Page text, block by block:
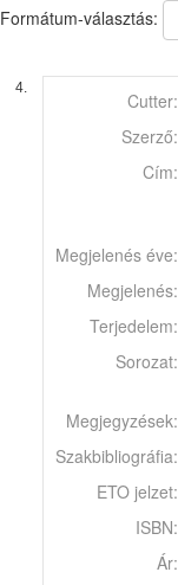
Formátum-választás:
4.
Cutter:
Szerző:
Cím:
Megjelenés éve:
Megjelenés:
Terjedelem:
Sorozat:
Megjegyzések:
Szakbibliográfia:
ETO jelzet:
ISBN:
Ár: